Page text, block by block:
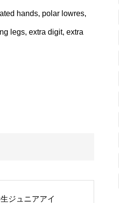
hands, polar lowres,
legs, extra digit, extra
ジュニアアイ